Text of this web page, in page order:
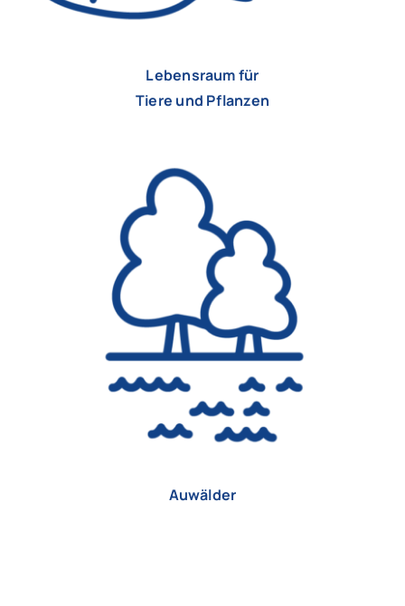
Lebensraum für
Tiere und Pflanzen
Auwälder